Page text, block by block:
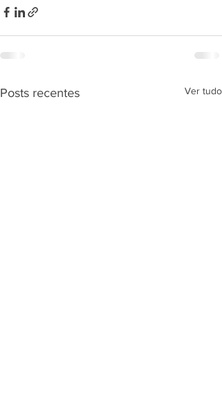
Posts recentes Ver tudo